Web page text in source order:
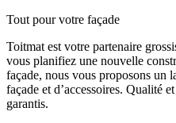
Tout pour votre façade
Toitmat est votre partenaire
vous planifiez une nouvelle
façade, nous vous proposons un
façade et d’accessoires. Qualité
garantis.